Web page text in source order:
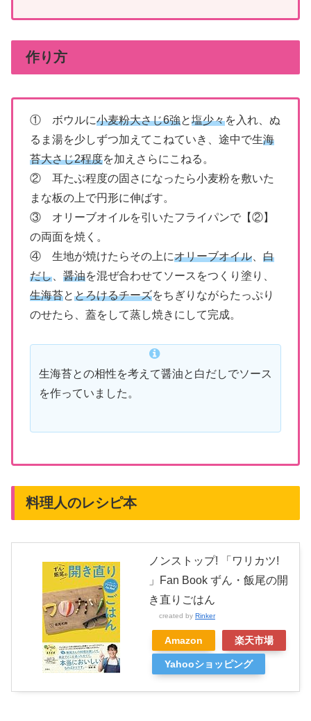
作り方
① ボウルに小麦粉大さじ6強と塩少々を入れ、ぬ
るま湯を少しずつ加えてこねていき、途中で生海
苔大さじ2程度を加えさらにこねる。
② 耳たぶ程度の固さになったら小麦粉を敷いた
まな板の上で円形に伸ばす。
③ オリーブオイルを引いたフライパンで【②】
の両面を焼く。
④ 生地が焼けたらその上にオリーブオイル
白
だし
醤油を混ぜ合わせてソースをつくり塗り、
生海苔ととろけるチーズをちぎりながらたっぷり
のせたら、蓋をして蒸し焼きにして完成。
生海苔との相性を考えて醤油と白だしでソース
を作っていました。
料理人のレシピ本
ノンストップ! 「ワリカツ!
」Fan Book ずん・飯尾の開
き直りごはん
created by Rinker
Amazon 楽天市場
Yahooショッピング